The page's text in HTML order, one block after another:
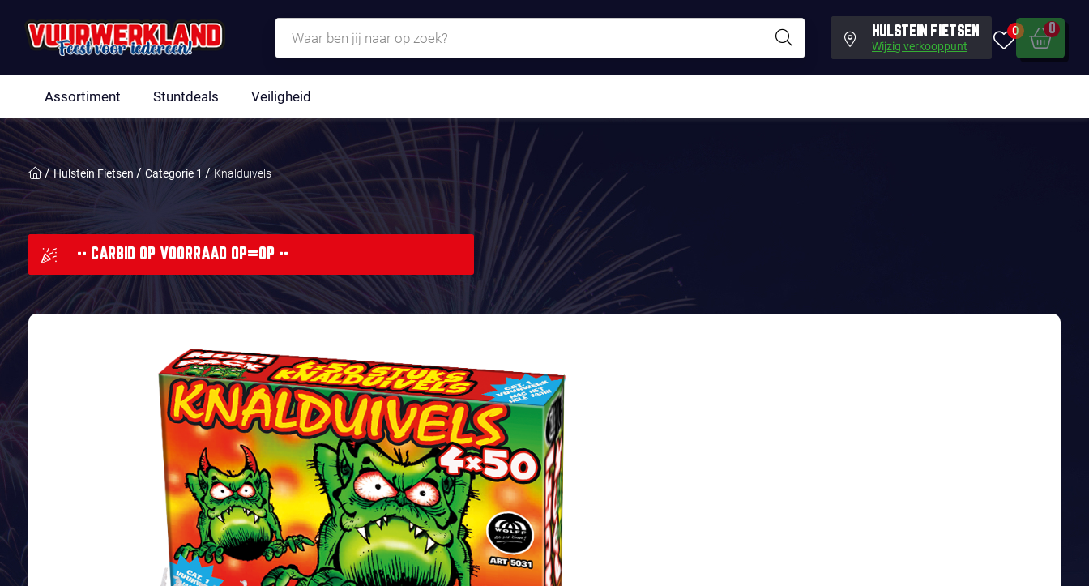
HULSTEIN FIETSEN
Wijzig verkooppunt
0 0
Assortiment Stuntdeals Veiligheid
Hulstein Fietsen Categorie 1 Knalduivels
-- CARBID OP VOORRAAD OP=OP --